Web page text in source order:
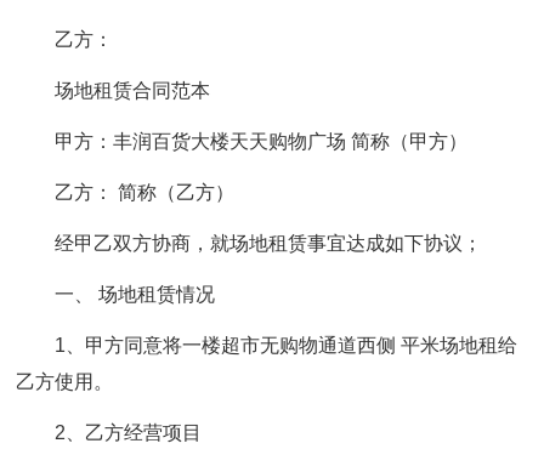
乙方：
场地租赁合同范本
甲方：丰润百货大楼天天购物广场 简称（甲方）
乙方： 简称（乙方）
经甲乙双方协商，就场地租赁事宜达成如下协议；
一、 场地租赁情况
1、甲方同意将一楼超市无购物通道西侧 平米场地租给
乙方使用。
2、乙方经营项目